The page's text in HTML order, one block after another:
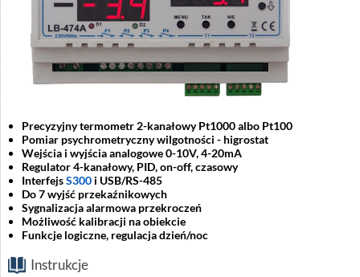
Precyzyjny termometr 2-kanałowy Pt1000 albo Pt100
Pomiar psychrometryczny wilgotności - higrostat
Wejścia i wyjścia analogowe 0-10V, 4-20mA
Regulator 4-kanałowy, PID, on-off, czasowy
InterfejsS300 i USB/RS-485
Do 7 wyjść przekaźnikowych
Sygnalizacja alarmowa przekroczeń
Możliwość kalibracji na obiekcie
Funkcje logiczne, regulacja dzień/noc
Instrukcje